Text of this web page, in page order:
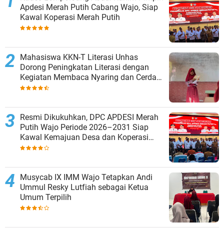
Apdesi Merah Putih Cabang Wajo, Siap
Kawal Koperasi Merah Putih
Mahasiswa KKN-T Literasi Unhas
Dorong Peningkatan Literasi dengan
Kegiatan Membaca Nyaring dan Cerdas
Mengulas Buku di UPT SDN 66 Kajang
Resmi Dikukuhkan, DPC APDESI Merah
Putih Wajo Periode 2026–2031 Siap
Kawal Kemajuan Desa dan Koperasi
Merah Putih
Musycab IX IMM Wajo Tetapkan Andi
Ummul Resky Lutfiah sebagai Ketua
Umum Terpilih